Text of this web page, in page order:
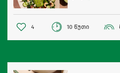
4 10 წუთი